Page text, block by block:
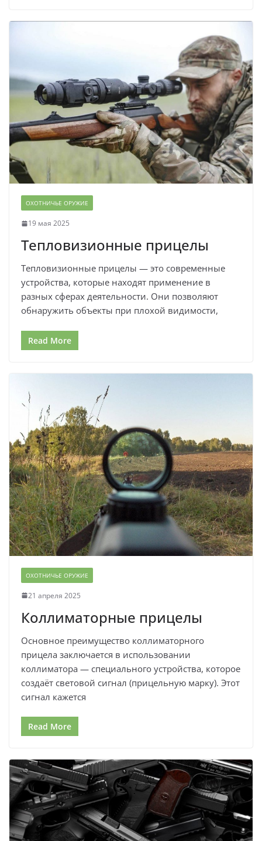
ОХОТНИЧЬЕ ОРУЖИЕ
19 мая 2025
Тепловизионные прицелы
Тепловизионные прицелы — это современные
устройства, которые находят применение в
разных сферах деятельности. Они позволяют
обнаружить объекты при плохой видимости,
Read More
ОХОТНИЧЬЕ ОРУЖИЕ
21 апреля 2025
Коллиматорные прицелы
Основное преимущество коллиматорного
прицела заключается в использовании
коллиматора — специального устройства, которое
создаёт световой сигнал (прицельную марку). Этот
сигнал кажется
Read More